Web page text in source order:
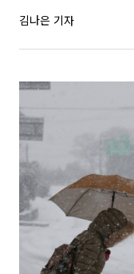
김나은 기자